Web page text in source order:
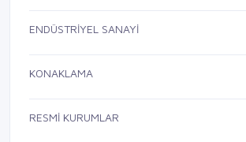
ENDÜSTRİYEL SANAYİ
KONAKLAMA
RESMİ KURUMLAR